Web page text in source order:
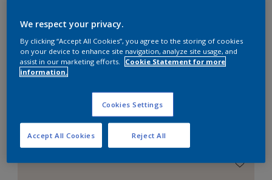
Suggestions
d'Harmonies
Le Blanc Parfait
We respect your privacy.
By clicking “Accept All Cookies”, you agree to the storing of cookies
on your device to enhance site navigation, analyze site usage, and
assist in our marketing efforts.
Cookie Statement for more
information.
Cookies Settings
Reject All
Accept All Cookies